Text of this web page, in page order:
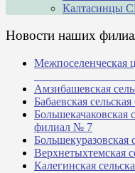
Калтасинцы
Новости наших
Межпоселенческая
Амзибашевская
Бабаевская
Большекачаковская
филиал № 7
Большекуразовская
Верхнетыхтемская
Калегинская